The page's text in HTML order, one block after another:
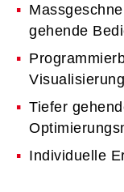
gehende
Tiefer
Individuelle